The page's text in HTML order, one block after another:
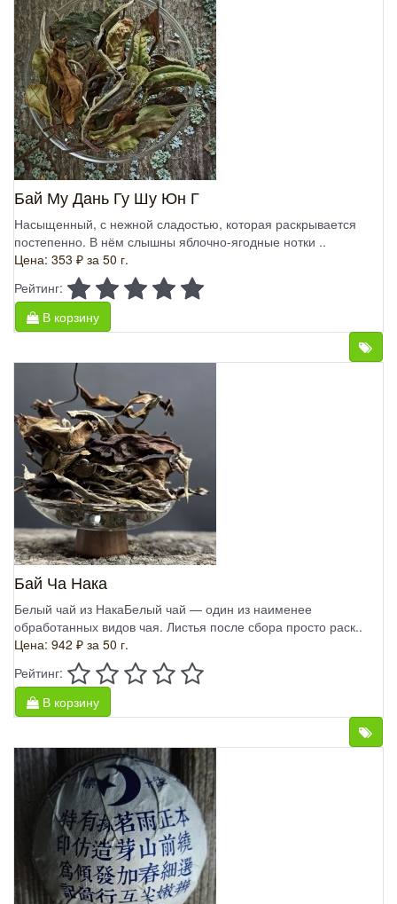
Бай Му Дань Гу Шу Юн Г
Насыщенный, с нежной сладостью, которая раскрывается
постепенно. В нём слышны яблочно-ягодные нотки ..
Цена: 353 ₽ за 50 г.
Рейтинг:
В корзину
Бай Ча Нака
Белый чай из НакаБелый чай — один из наименее
обработанных видов чая. Листья после сбора просто раск..
Цена: 942 ₽ за 50 г.
Рейтинг:
В корзину